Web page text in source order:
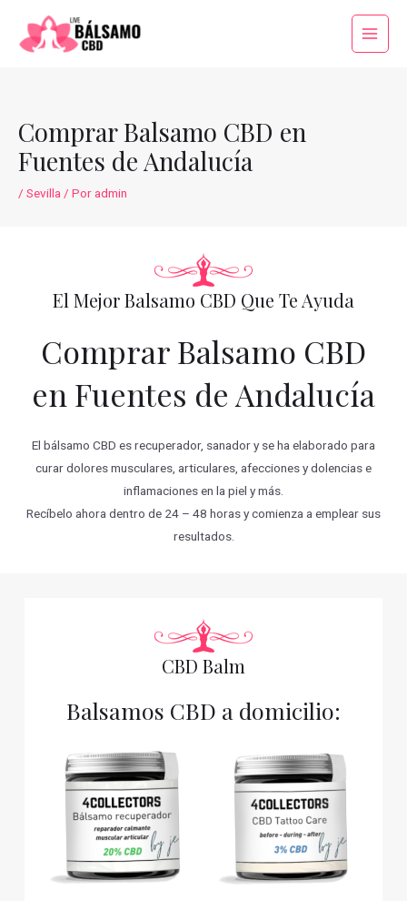
contenido
Main
Comprar Balsamo CBD en
Fuentes de Andalucía
/ Sevilla / Poradmin
El Mejor Balsamo CBD Que Te Ayuda
Comprar Balsamo CBD
en Fuentes de Andalucía
El bálsamo CBD es recuperador, sanador y se ha elaborado para
curar dolores musculares, articulares, afecciones y dolencias e
inflamaciones en la piel y más.
Recíbelo ahora dentro de 24 – 48 horas y comienza a emplear sus
resultados.
CBD Balm
Balsamos CBD a domicilio: